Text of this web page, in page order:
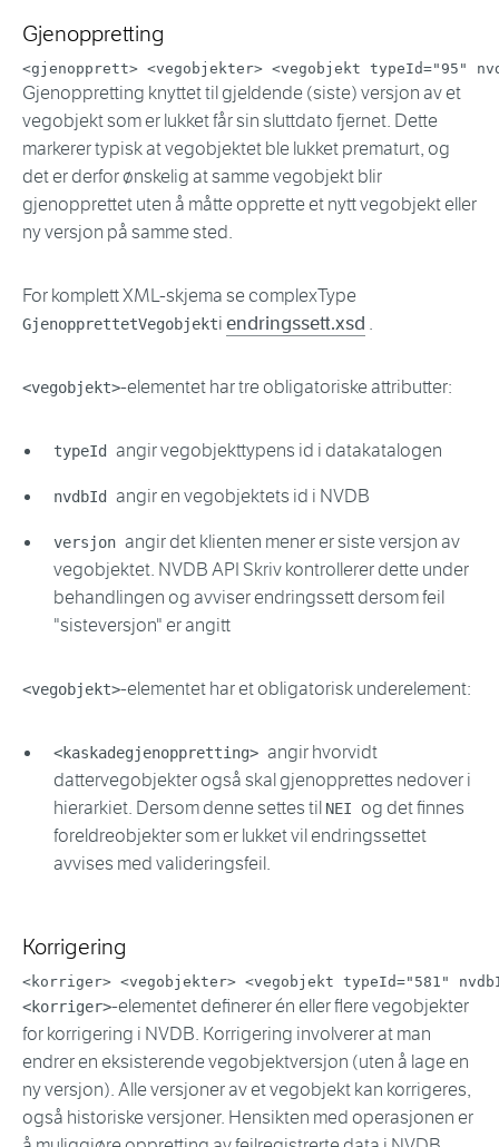
Gjenoppretting
<gjenopprett> <vegobjekter> <vegobjekt typeId=" 95 "
Gjenoppretting knyttet til gjeldende (siste) versjon av et
vegobjekt som er lukket får sin sluttdato fjernet. Dette
markerer typisk at vegobjektet ble lukket prematurt, og
det er derfor ønskelig at samme vegobjekt blir
gjenopprettet uten å måtte opprette et nytt vegobjekt eller
ny versjon på samme sted.
For komplett XML-skjema se complexType
GjenopprettetVegobjektiendringssett.xsd .
<vegobjekt>-elementet har tre obligatoriske attributter:
typeId angir vegobjekttypens id i datakatalogen
nvdbId angir en vegobjektets id i NVDB
versjon angir det klienten mener er siste versjon av
vegobjektet. NVDB API Skriv kontrollerer dette under
behandlingen og avviser endringssett dersom feil
"sisteversjon" er angitt
<vegobjekt>-elementet har et obligatorisk underelement:
<kaskadegjenoppretting> angir hvorvidt
dattervegobjekter også skal gjenopprettes nedover i
hierarkiet. Dersom denne settes til NEI og det finnes
foreldreobjekter som er lukket vil endringssettet
avvises med valideringsfeil.
Korrigering
<korriger> <vegobjekter> <vegobjekt typeId=" 581 "
<korriger>-elementet definerer én eller flere vegobjekter
for korrigering i NVDB. Korrigering involverer at man
endrer en eksisterende vegobjektversjon (uten å lage en
ny versjon). Alle versjoner av et vegobjekt kan korrigeres,
også historiske versjoner. Hensikten med operasjonen er